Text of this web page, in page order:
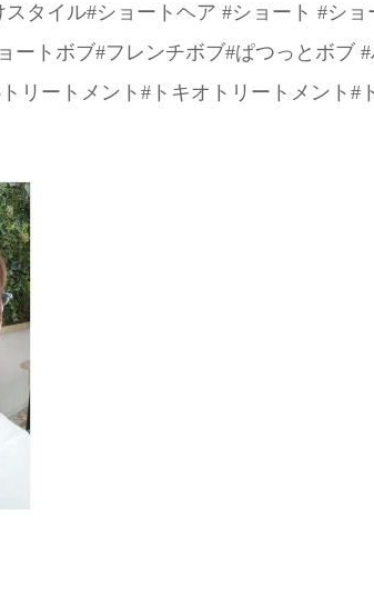
タイル#ショートヘア #ショート #シ
ートボブ#フレンチボブ#ぱつっとボブ
リートメント#トキオトリートメント#